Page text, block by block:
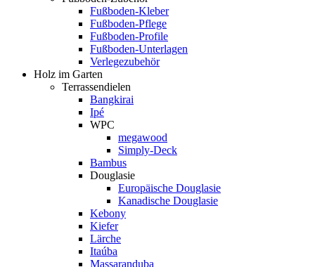
Fußboden-Kleber
Fußboden-Pflege
Fußboden-Profile
Fußboden-Unterlagen
Verlegezubehör
Holz im Garten
Terrassendielen
Bangkirai
Ipé
WPC
megawood
Simply-Deck
Bambus
Douglasie
Europäische Douglasie
Kanadische Douglasie
Kebony
Kiefer
Lärche
Itaúba
Massaranduba